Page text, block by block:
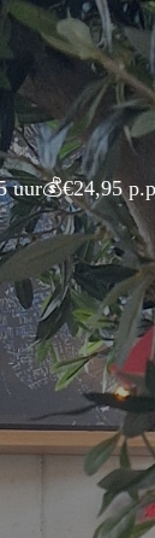
uur💰€24,95